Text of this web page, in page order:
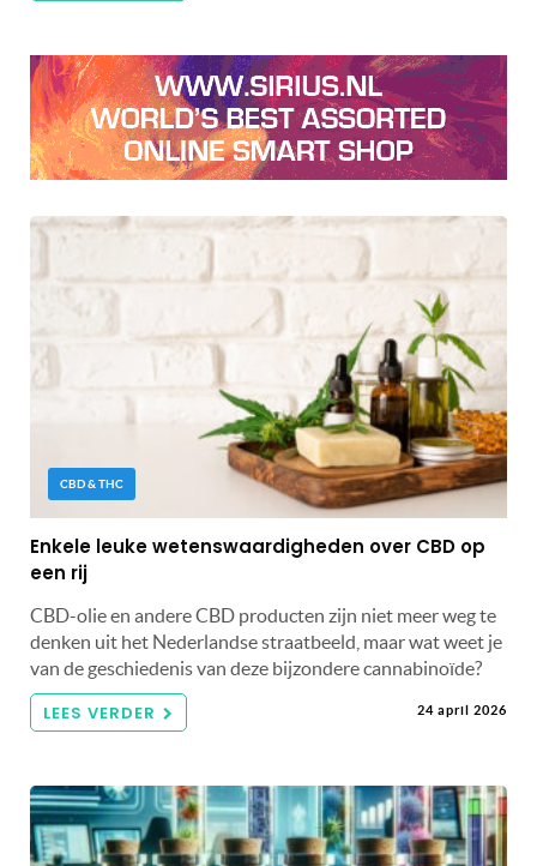
CBD & THC
Enkele leuke wetenswaardigheden over CBD op
een rij
CBD-olie en andere CBD producten zijn niet meer weg te
denken uit het Nederlandse straatbeeld, maar wat weet je
van de geschiedenis van deze bijzondere cannabinoïde?
LEES VERDER 24 april 2026